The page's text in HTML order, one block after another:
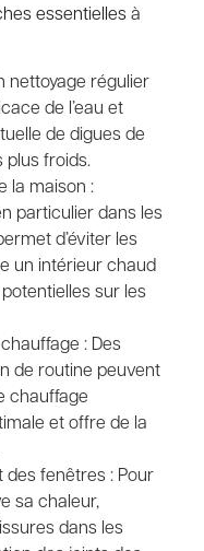
essentiellesà
nettoyage régulier
de l’eau et
de digues de
plus froids.
la maison :
particulier dans les
d’éviter les
un intérieur chaud
sur les
: Des
de routine peuvent
chauffage
et offre de la
fenêtres : Pour
sa chaleur,
dans les